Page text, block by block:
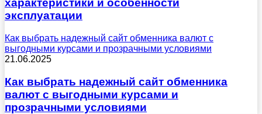
характеристики и особенности
эксплуатации
Как выбрать надежный сайт обменника валют с
выгодными курсами и прозрачными условиями
21.06.2025
Как выбрать надежный сайт обменника
валют с выгодными курсами и
прозрачными условиями